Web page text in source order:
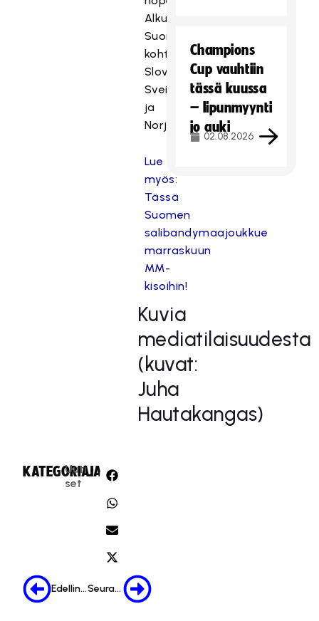
Alkusarjassa
Suomi
kohtaa
Slovakian,
Sveitsin
ja
Norjan.
Lue
myös:
Tässä
Suomen
salibandymaajoukkue
marraskuun
MM-
kisoihin!
Kuvia
mediatilaisuudesta
(kuvat:
Juha
Hautakangas)
KATEGORIA:
Uuti
set
JAA:
Edellinen Seuraava
Champions
Cup vauhtiin
tässä kuussa
– lipunmyynti
jo auki
02.08.2026